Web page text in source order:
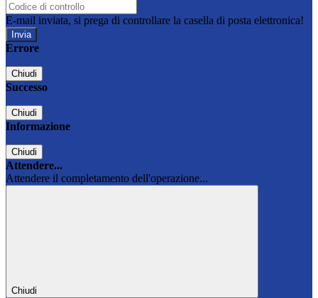
E-mail inviata, si prega di controllare la casella di posta elettronica!
Errore
Chiudi
Successo
Chiudi
Informazione
Chiudi
Attendere...
Attendere il completamento dell'operazione...
Chiudi